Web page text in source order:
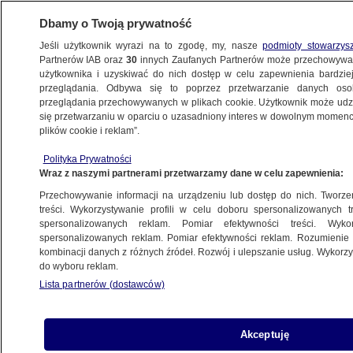
POLSKA
Ziobry. "Ambasada USA zapewniała"
Patryk Michalski
11.05.2026, 09:47
Posłuchaj artykułu
Czyta lektor AI
Dbamy o Twoją prywatność
Jeśli użytkownik wyrazi na to zgodę, my, naszepodmioty
Partnerów IAB oraz30 innych Zaufanych Partnerów może
użytkownika i uzyskiwać do nich dostęp w celu zapewnienia
przeglądania. Odbywa się to poprzez przetwarzanie danych
przeglądania przechowywanych w plikach cookie. Użytkownik może
się przetwarzaniu w oparciu o uzasadniony interes w dowolnym
plików cookie i reklam”.
Polityka Prywatności
Wraz z naszymi partnerami przetwarzamy dane w celu zapewnienia:
Przechowywanie informacji na urządzeniu lub dostęp do nich.
treści. Wykorzystywanie profili w celu doboru spersonalizowanych
spersonalizowanych reklam. Pomiar efektywności treści.
spersonalizowanych reklam. Pomiar efektywności reklam.
kombinacji danych z różnych źródeł. Rozwój i ulepszanie usług.
do wyboru reklam.
Lista partnerów (dostawców)
Akceptuję